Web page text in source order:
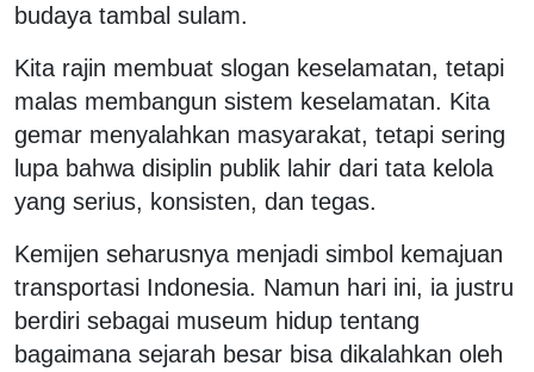
budaya tambal sulam.
Kita rajin membuat slogan keselamatan, tetapi
malas membangun sistem keselamatan. Kita
gemar menyalahkan masyarakat, tetapi sering
lupa bahwa disiplin publik lahir dari tata kelola
yang serius, konsisten, dan tegas.
Kemijen seharusnya menjadi simbol kemajuan
transportasi Indonesia. Namun hari ini, ia justru
berdiri sebagai museum hidup tentang
bagaimana sejarah besar bisa dikalahkan oleh